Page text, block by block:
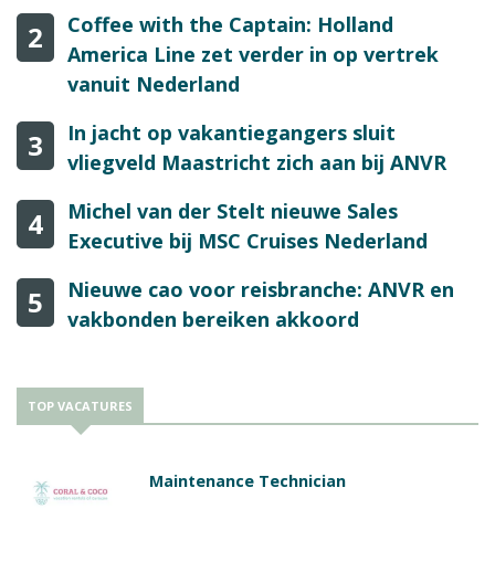
2
Coffee with the Captain: Holland
America Line zet verder in op vertrek
vanuit Nederland
3
In jacht op vakantiegangers sluit
vliegveld Maastricht zich aan bij ANVR
4
Michel van der Stelt nieuwe Sales
Executive bij MSC Cruises Nederland
5
Nieuwe cao voor reisbranche: ANVR en
vakbonden bereiken akkoord
TOP VACATURES
Maintenance Technician